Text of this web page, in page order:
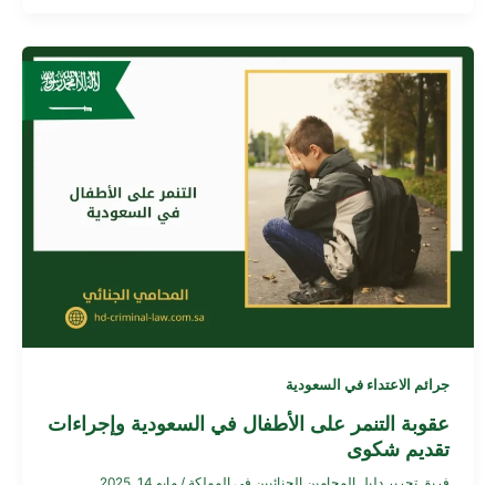
جرائم الاعتداء في السعودية
عقوبة التنمر على الأطفال في السعودية وإجراءات
تقديم شكوى